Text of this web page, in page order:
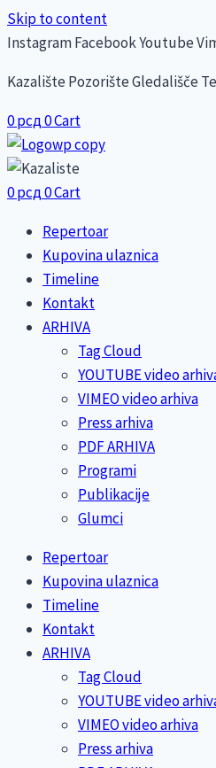
Skip to content
InstagramFacebookYoutube
Kazalište Pozorište Gledališče
0рсд0Cart
0рсд0Cart
Repertoar
Kupovina ulaznica
Timeline
Kontakt
ARHIVA
Tag Cloud
YOUTUBE video
VIMEO video arhiva
Press arhiva
PDF ARHIVA
Programi
Publikacije
Glumci
Repertoar
Kupovina ulaznica
Timeline
Kontakt
ARHIVA
Tag Cloud
YOUTUBE video
VIMEO video arhiva
Press arhiva